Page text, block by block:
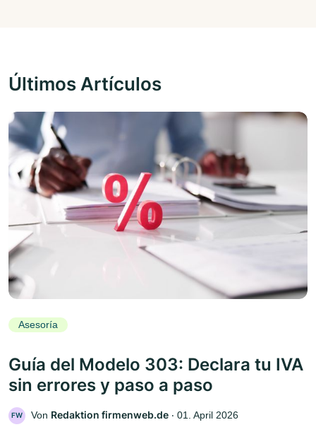
Últimos Artículos
Asesoría
Guía del Modelo 303: Declara tu IVA
sin errores y paso a paso
FW Von Redaktion firmenweb.de ‧ 01. April 2026